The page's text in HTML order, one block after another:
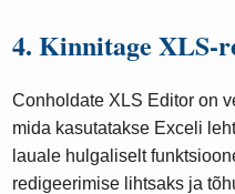
4. Kinnitage XLS-
Conholdate XLS Editor on
mida kasutatakse Exceli
lauale hulgaliselt
redigeerimise lihtsaks ja